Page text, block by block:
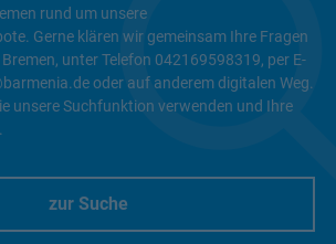
rund um unsere
Gerne klären wir gemeinsam Ihre Fragen
unter Telefon 042169598319, per E-
oder auf anderem digitalen Weg.
unsere Suchfunktion verwenden und Ihre
zur Suche